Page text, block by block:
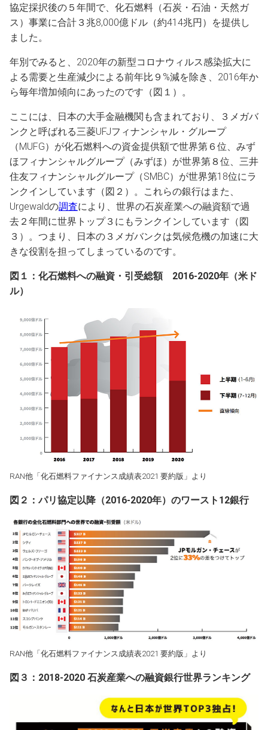
協定採択後の５年間で、化石燃料（石炭・石油・天然ガ
ス）事業に合計３兆8,000億ドル（約414兆円）を提供し
ました。
年別でみると、2020年の新型コロナウィルス感染拡大に
よる需要と生産減少による前年比９%減を除き、2016年か
ら毎年増加傾向にあったのです（図１）。
ここには、日本の大手金融機関も含まれており、３メガバ
ンクと呼ばれる三菱UFJフィナンシャル・グループ
（MUFG）が化石燃料への資金提供額で世界第６位、みず
ほフィナンシャルグループ（みずほ）が世界第８位、三井
住友フィナンシャルグループ（SMBC）が世界第18位にラ
ンクインしています（図２）。これらの銀行はまた、
Urgewaldの調査により、世界の石炭産業への融資額で過
去２年間に世界トップ３にもランクインしています（図
３）。つまり、日本の３メガバンクは気候危機の加速に大
きな役割を担ってしまっているのです。
図１：化石燃料への融資・引受総額 2016-2020年（米ド
ル）
RAN他「化石燃料ファイナンス成績表2021 要約版」より
図２：パリ協定以降（2016-2020年）のワースト12銀行
RAN他「化石燃料ファイナンス成績表2021 要約版」より
図３：2018-2020 石炭産業への融資銀行世界ランキング